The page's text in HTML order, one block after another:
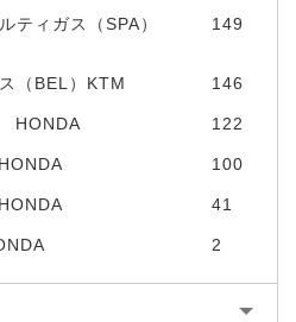
ティガス（SPA）
149
（BEL）KTM 146
HONDA 122
100
41
2